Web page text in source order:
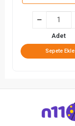
Adet
Sepete Ekle